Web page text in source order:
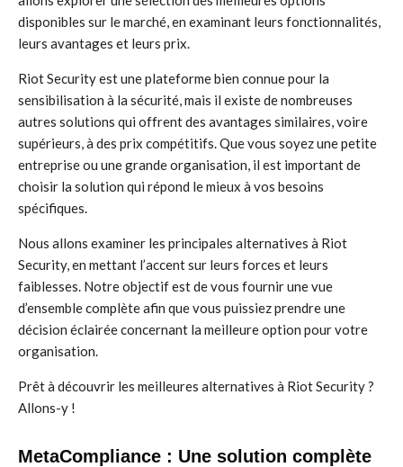
disponibles sur le marché, en examinant leurs fonctionnalités,
leurs avantages et leurs prix.
Riot Security est une plateforme bien connue pour la
sensibilisation à la sécurité, mais il existe de nombreuses
autres solutions qui offrent des avantages similaires, voire
supérieurs, à des prix compétitifs. Que vous soyez une petite
entreprise ou une grande organisation, il est important de
choisir la solution qui répond le mieux à vos besoins
spécifiques.
Nous allons examiner les principales alternatives à Riot
Security, en mettant l’accent sur leurs forces et leurs
faiblesses. Notre objectif est de vous fournir une vue
d’ensemble complète afin que vous puissiez prendre une
décision éclairée concernant la meilleure option pour votre
organisation.
Prêt à découvrir les meilleures alternatives à Riot Security ?
Allons-y !
MetaCompliance : Une solution complète